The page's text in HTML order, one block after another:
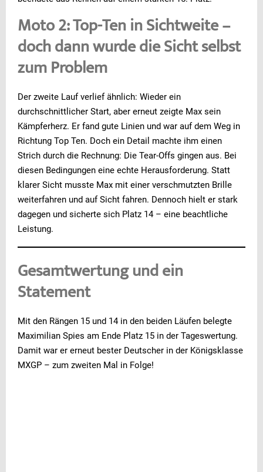
Moto 2: Top-Ten in Sichtweite –
doch dann wurde die Sicht selbst
zum Problem
Der zweite Lauf verlief ähnlich: Wieder ein
durchschnittlicher Start, aber erneut zeigte Max sein
Kämpferherz. Er fand gute Linien und war auf dem Weg in
Richtung Top Ten. Doch ein Detail machte ihm einen
Strich durch die Rechnung: Die Tear-Offs gingen aus. Bei
diesen Bedingungen eine echte Herausforderung. Statt
klarer Sicht musste Max mit einer verschmutzten Brille
weiterfahren und auf Sicht fahren. Dennoch hielt er stark
dagegen und sicherte sich Platz 14 – eine beachtliche
Leistung.
Gesamtwertung und ein
Statement
Mit den Rängen 15 und 14 in den beiden Läufen belegte
Maximilian Spies am Ende Platz 15 in der Tageswertung.
Damit war er erneut bester Deutscher in der Königsklasse
MXGP – zum zweiten Mal in Folge!